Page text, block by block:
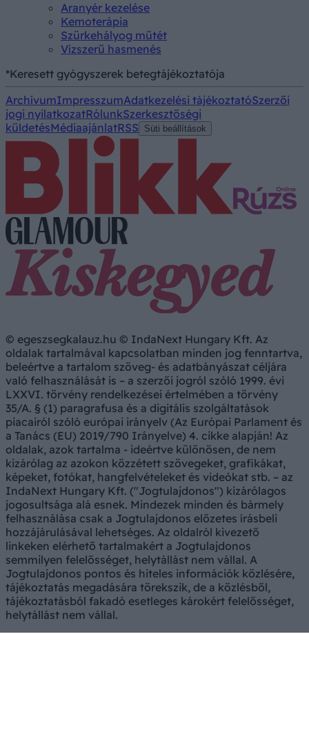
Aranyér kezelése
Kemoterápia
Szürkehályog műtét
Vízszerű hasmenés
*Keresett gyógyszerek betegtájékoztatója
ArchívumImpresszumAdatkezelési tájékoztatóSzerzői
jogi nyilatkozatRólunkSzerkesztőségi
küldetésMédiaajánlatRSS Süti beállítások
© egeszsegkalauz.hu © IndaNext Hungary Kft. Az
oldalak tartalmával kapcsolatban minden jog fenntartva,
beleértve a tartalom szöveg- és adatbányászat céljára
való felhasználását is – a szerzői jogról szóló 1999. évi
LXXVI. törvény rendelkezései értelmében a törvény
35/A. § (1) paragrafusa és a digitális szolgáltatások
piacairól szóló európai irányelv (Az Európai Parlament és
a Tanács (EU) 2019/790 Irányelve) 4. cikke alapján! Az
oldalak, azok tartalma - ideértve különösen, de nem
kizárólag az azokon közzétett szövegeket, grafikákat,
képeket, fotókat, hangfelvételeket és videókat stb. – az
IndaNext Hungary Kft. ("Jogtulajdonos") kizárólagos
jogosultsága alá esnek. Mindezek minden és bármely
felhasználása csak a Jogtulajdonos előzetes írásbeli
hozzájárulásával lehetséges. Az oldalról kivezető
linkeken elérhető tartalmakért a Jogtulajdonos
semmilyen felelősséget, helytállást nem vállal. A
Jogtulajdonos pontos és hiteles információk közlésére,
tájékoztatás megadására törekszik, de a közlésből,
tájékoztatásból fakadó esetleges károkért felelősséget,
helytállást nem vállal.